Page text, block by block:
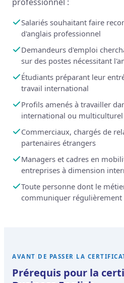
Salariés souhaitant faire
d'anglais professionnel
Demandeurs d'emploi
sur des postes nécessitant
Étudiants préparant leur
travail international
Profils amenés à travailler
international ou multiculturel
Commerciaux, chargés de
partenaires étrangers
Managers et cadres en
entreprises à dimension
Toute personne dont le
communiquer régulièrement
AVANT DE PASSER LA
Prérequis pour la